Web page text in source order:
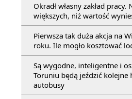
Okradł własny zakład pracy.
większych, niż wartość
Pierwsza tak duża akcja na
roku. Ile mogło kosztować
Są wygodne, inteligentne i
Toruniu będą jeździć kolejne
autobusy